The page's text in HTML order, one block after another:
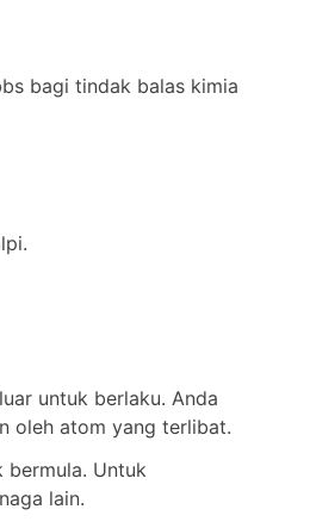
bagi tindak balas kimia
untuk berlaku. Anda
oleh atom yang terlibat.
bermula. Untuk
lain.